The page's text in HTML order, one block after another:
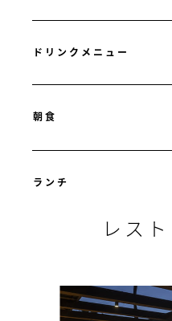
ドリンクメニュー
朝食
ランチ
レス